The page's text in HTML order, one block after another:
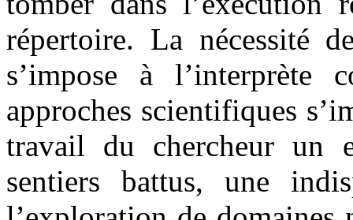
répertoire. La nécessité
s’impose à l’interprète
approches scientifiques
travail du chercheur un
sentiers battus, une